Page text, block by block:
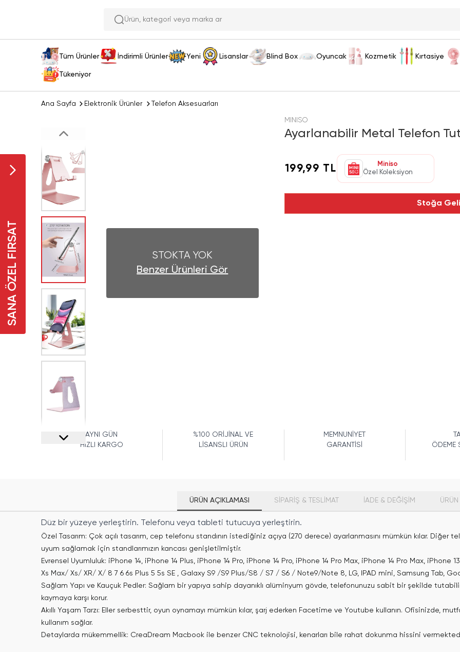
Ürün, kategori
Tüm Ürünler İndirimli Ürünler Yeni Lisanslar Blind Box Oyuncak Kozmetik Kırtasiye
Tükeniyor
SANA ÖZEL FIRSAT
Ana Sayfa Elektronik Ürünler Telefon Aksesuarları
STOKTA YOK
Benzer Ürünleri Gör
MINISO
Ayarlanabilir Metal Telefon
199,99 TL
Miniso
Özel Koleksiyon
Stoğa
AYNI GÜN
HIZLI KARGO
%100 ORİJİNAL VE
LİSANSLI ÜRÜN
MEMNUNİYET
GARANTİSİ
ÖDEME
ÜRÜN AÇIKLAMASI SİPARİŞ & TESLİMAT İADE & DEĞİŞİM ÜRÜN
Düz bir yüzeye yerleştirin. Telefonu veya tableti tutucuya yerleştirin.
Özel Tasarım: Çok açılı tasarım, cep telefonu standının istediğiniz açıya (270 derece) ayarlanmasını mümkün kılar. Diğer
uyum sağlamak için standlarımızın kancası genişletilmiştir.
Evrensel Uyumluluk: iPhone 14, iPhone 14 Plus, iPhone 14 Pro, iPhone 14 Pro, iPhone 14 Pro Max, iPhone 14 Pro Max, iPhone
Xs Max/ Xs/ XR/ X/ 8 7 6 6s Plus 5 5s SE , Galaxy S9 /S9 Plus/S8 / S7 / S6 / Note9/Note 8, LG, IPAD mini, Samsung Tab,
Sağlam Yapı ve Kauçuk Pedler: Sağlam bir yapıya sahip dayanıklı alüminyum gövde, telefonunuzu sabit bir şekilde
kaymaya karşı korur.
Akıllı Yaşam Tarzı: Eller serbesttir, oyun oynamayı mümkün kılar, şarj ederken Facetime ve Youtube kullanın. Ofisinizde,
kullanım sağlar.
Detaylarda mükemmellik: CreaDream Macbook ile benzer CNC teknolojisi, kenarları bile rahat dokunma hissini